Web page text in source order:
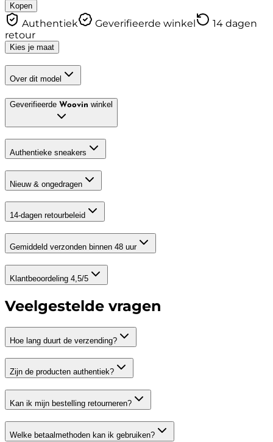
Kopen
Authentiek Geverifieerde winkel
14 dagen
retour
Kies je maat
Over dit model
Geverifieerde Woovin winkel
Authentieke sneakers
Nieuw & ongedragen
14-dagen retourbeleid
Gemiddeld verzonden binnen 48 uur
Klantbeoordeling 4,5/5
Veelgestelde vragen
Hoe lang duurt de verzending?
Zijn de producten authentiek?
Kan ik mijn bestelling retourneren?
Welke betaalmethoden kan ik gebruiken?